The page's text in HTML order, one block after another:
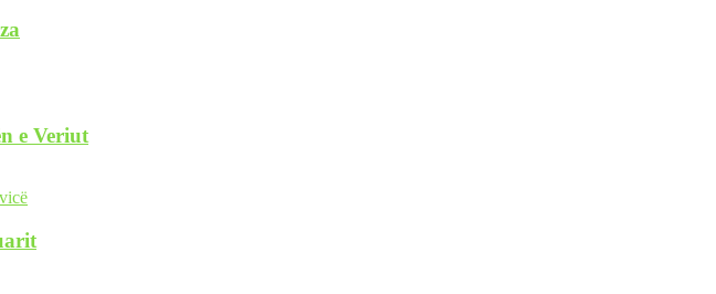
e Veriut